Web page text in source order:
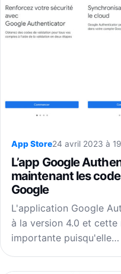
App Store24 avril 2023 à
L’app Google
maintenant les
Google
L'application Google
à la version 4.0 et cette
importante puisqu'elle…